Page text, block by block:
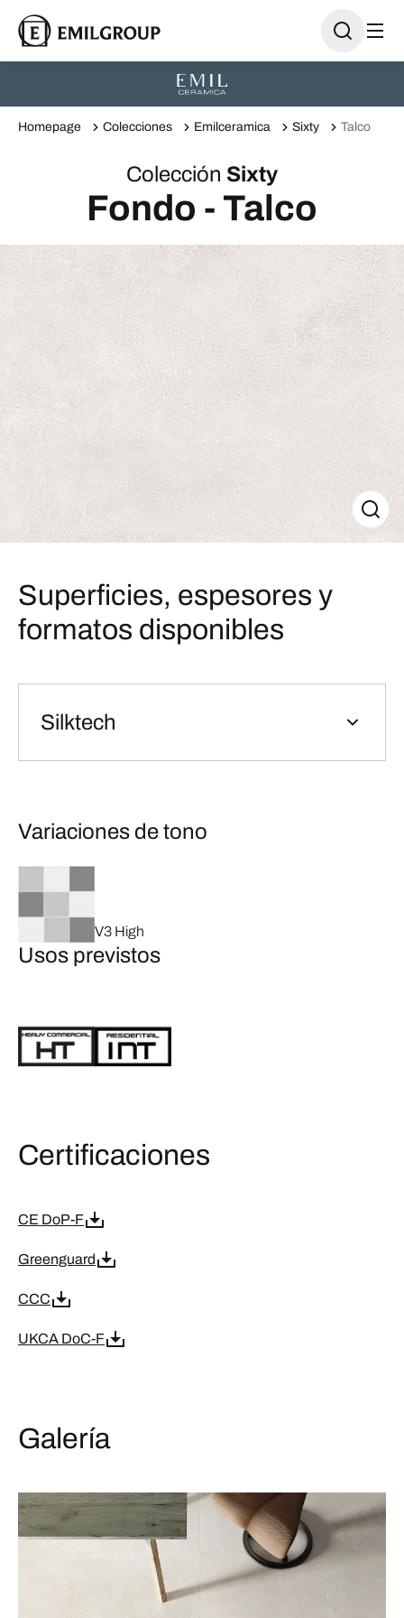
Homepage Colecciones Emilceramica Sixty Talco
Colección Sixty
Fondo - Talco
Superficies, espesores y
formatos disponibles
Silktech
Variaciones de tono
V3 High
Usos previstos
Certificaciones
CE DoP-F
Greenguard
CCC
UKCA DoC-F
Galería